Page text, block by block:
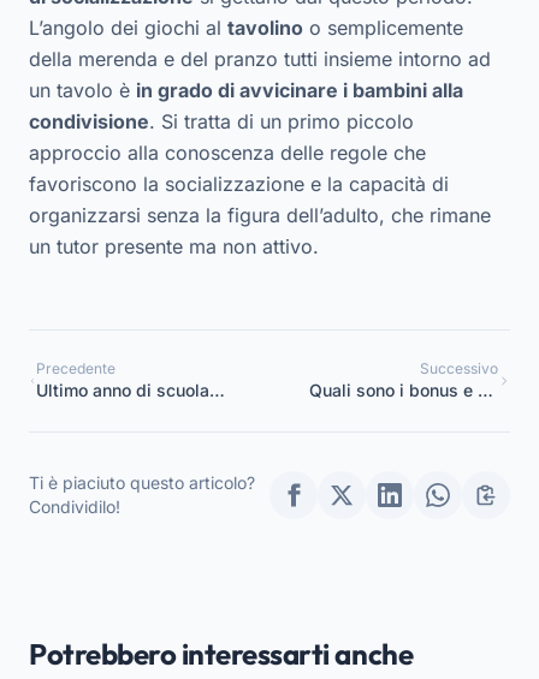
L’angolo dei giochi al tavolino o semplicemente
della merenda e del pranzo tutti insieme intorno ad
un tavolo è in grado di avvicinare i bambini alla
condivisione. Si tratta di un primo piccolo
approccio alla conoscenza delle regole che
favoriscono la socializzazione e la capacità di
organizzarsi senza la figura dell’adulto, che rimane
un tutor presente ma non attivo.
Precedente
Ultimo anno di scuola
primaria
Successivo
Quali sono i bonus e gli
Ti è piaciuto questo articolo?
Condividilo!
Potrebbero interessarti anche